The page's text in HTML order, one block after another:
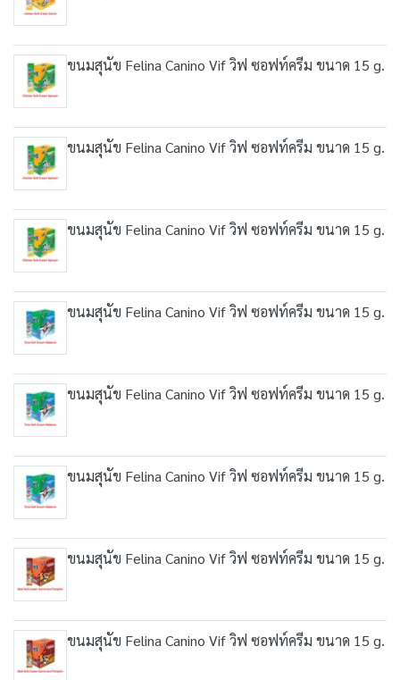
ขนมสุนัข Felina Canino Vif วิฟ ซอฟท์ครีม ขนาด 15 g.
ขนมสุนัข Felina Canino Vif วิฟ ซอฟท์ครีม ขนาด 15 g.
ขนมสุนัข Felina Canino Vif วิฟ ซอฟท์ครีม ขนาด 15 g.
ขนมสุนัข Felina Canino Vif วิฟ ซอฟท์ครีม ขนาด 15 g.
ขนมสุนัข Felina Canino Vif วิฟ ซอฟท์ครีม ขนาด 15 g.
ขนมสุนัข Felina Canino Vif วิฟ ซอฟท์ครีม ขนาด 15 g.
ขนมสุนัข Felina Canino Vif วิฟ ซอฟท์ครีม ขนาด 15 g.
ขนมสุนัข Felina Canino Vif วิฟ ซอฟท์ครีม ขนาด 15 g.